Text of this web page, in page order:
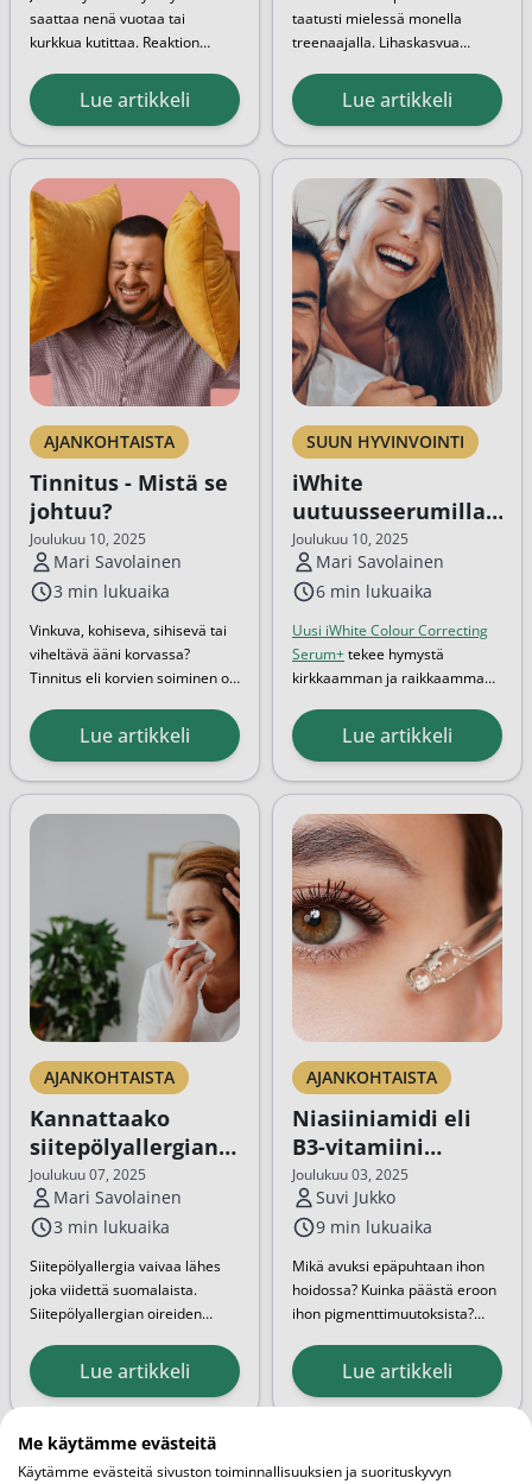
saattaa nenä vuotaa tai
kurkkua kutittaa. Reaktion
taustalla puolestaan on
siitepölyallergia. Vaikka
yleensä ohi nopeasti, tulisi
allergiaa aiheuttavien ruoka-
aineiden...
Lue artikkeli
taatusti mielessä monella
treenaajalla. Lihaskasvua
parhaimmillaan nopeuttavat
prosessia. Seuraavaksi
sinulle parhaat lisäravinteet
lihaskasvuun, jotta saat kaiken
hyödyn irti...
Lue artikkeli
AJANKOHTAISTA
Tinnitus - Mistä se
johtuu?
Joulukuu 10, 2025
Mari Savolainen
3 min lukuaika
Vinkuva, kohiseva, sihisevä tai
viheltävä ääni korvassa?
Tinnitus eli korvien soiminen on
peräisin oleva kuulohavainto.
Seuraavaksi asiantuntijamme
ja mitä sille on mahdollista
tehdä.
Korvan
tinnitus...
Lue artikkeli
SUUN HYVINVOINTI
iWhite
uutuusseerumilla
kirkkaampi hymy
välittömästi
Joulukuu 10, 2025
Mari Savolainen
6 min lukuaika
Uusi iWhite Colour Correcting
Serum+tekee hymystä
kirkkaamman ja raikkaamman
Innovatiivinen Blue Colour
Correcting -teknologia neutraloi
näkyvän valkaisevan
vaikutuksen jo ensimmäisellä
käyttökerralla...
Lue artikkeli
AJANKOHTAISTA
Kannattaako
siitepölyallergian
siedätyshoito?
Joulukuu 07, 2025
Mari Savolainen
3 min lukuaika
Siitepölyallergia vaivaa lähes
joka viidettä suomalaista.
Siitepölyallergian oireiden
antihistamiineja, mutta
siedätyshoidolla voidaan
saavuttaa pitkäaikaisia tuloksia.
Siitepölyallergian siedätyshoito
antaa elimistölle turvallisen...
Lue artikkeli
AJANKOHTAISTA
Niasiiniamidi eli
B3-vitamiini
ihonhoidossa:
tietopaketti
Joulukuu 03, 2025
Suvi Jukko
9 min lukuaika
Mikä avuksi epäpuhtaan ihon
hoidossa? Kuinka päästä eroon
ihon pigmenttimuutoksista?
ihonhoidon kulmakivi, joka
vähentää epäpuhtauksia,
pigmenttimuutoksia sekä
Lue artikkeli
Me käytämme evästeitä
Käytämme evästeitä sivuston toiminnallisuuksien ja suorituskyvyn